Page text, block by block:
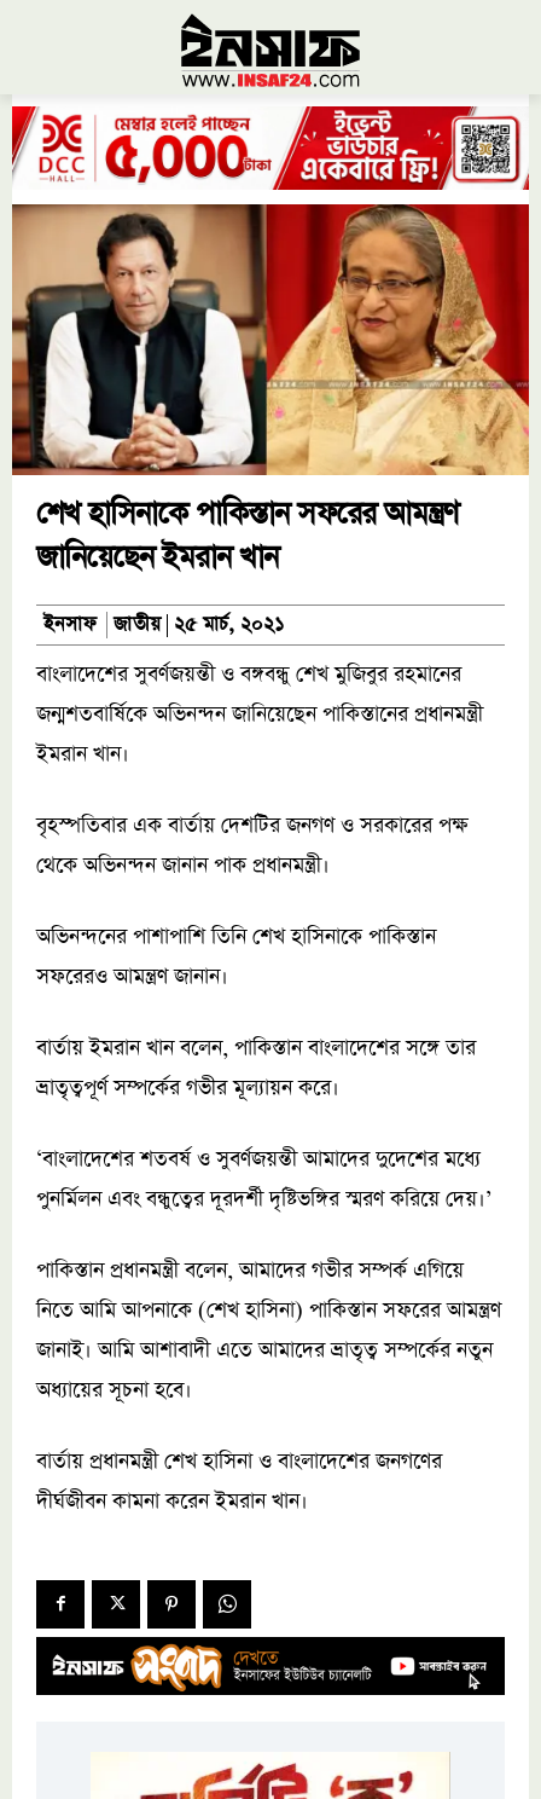
শেখ হাসিনাকে পাকিস্তান সফরের আমন্ত্রণ
জানিয়েছেন ইমরান খান
ইনসাফ জাতীয় ২৫ মার্চ, ২০২১
বাংলাদেশের সুবর্ণজয়ন্তী ও বঙ্গবন্ধু শেখ মুজিবুর রহমানের
জন্মশতবার্ষিকে অভিনন্দন জানিয়েছেন পাকিস্তানের প্রধানমন্ত্রী
ইমরান খান।
বৃহস্পতিবার এক বার্তায় দেশটির জনগণ ও সরকারের পক্ষ
থেকে অভিনন্দন জানান পাক প্রধানমন্ত্রী।
অভিনন্দনের পাশাপাশি তিনি শেখ হাসিনাকে পাকিস্তান
সফরেরও আমন্ত্রণ জানান।
বার্তায় ইমরান খান বলেন, পাকিস্তান বাংলাদেশের সঙ্গে তার
ভ্রাতৃত্বপূর্ণ সম্পর্কের গভীর মূল্যায়ন করে।
‘বাংলাদেশের শতবর্ষ ও সুবর্ণজয়ন্তী আমাদের দুদেশের মধ্যে
পুনর্মিলন এবং বন্ধুত্বের দূরদর্শী দৃষ্টিভঙ্গির স্মরণ করিয়ে দেয়।’
পাকিস্তান প্রধানমন্ত্রী বলেন, আমাদের গভীর সম্পর্ক এগিয়ে
নিতে আমি আপনাকে (শেখ হাসিনা) পাকিস্তান সফরের আমন্ত্রণ
জানাই। আমি আশাবাদী এতে আমাদের ভ্রাতৃত্ব সম্পর্কের নতুন
অধ্যায়ের সূচনা হবে।
বার্তায় প্রধানমন্ত্রী শেখ হাসিনা ও বাংলাদেশের জনগণের
দীর্ঘজীবন কামনা করেন ইমরান খান।